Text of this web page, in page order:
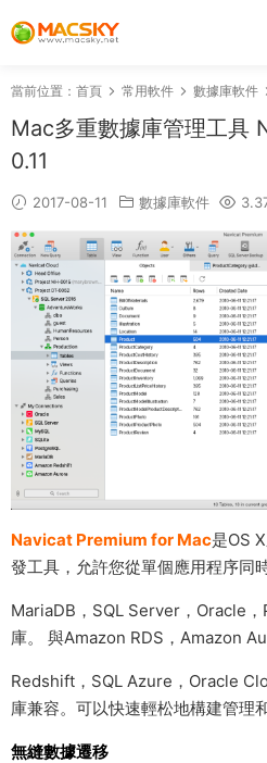
當前位置： 首頁 常用軟件 數據庫軟件
Mac多重數據庫管理工具
0.11
2017-08-11 數據庫軟件
Navicat Premium for Mac是OS
發工具，允許您從單個應用程序同
MariaDB，SQL Server，Oracle
庫。 與Amazon RDS，Amazon
Redshift，SQL Azure，Oracle
庫兼容。可以快速輕松地構建管理
無縫數據遷移